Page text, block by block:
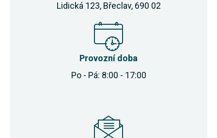
Lidická 123, Břeclav, 690 02
Provozní doba
Po - Pá: 8:00 - 17:00